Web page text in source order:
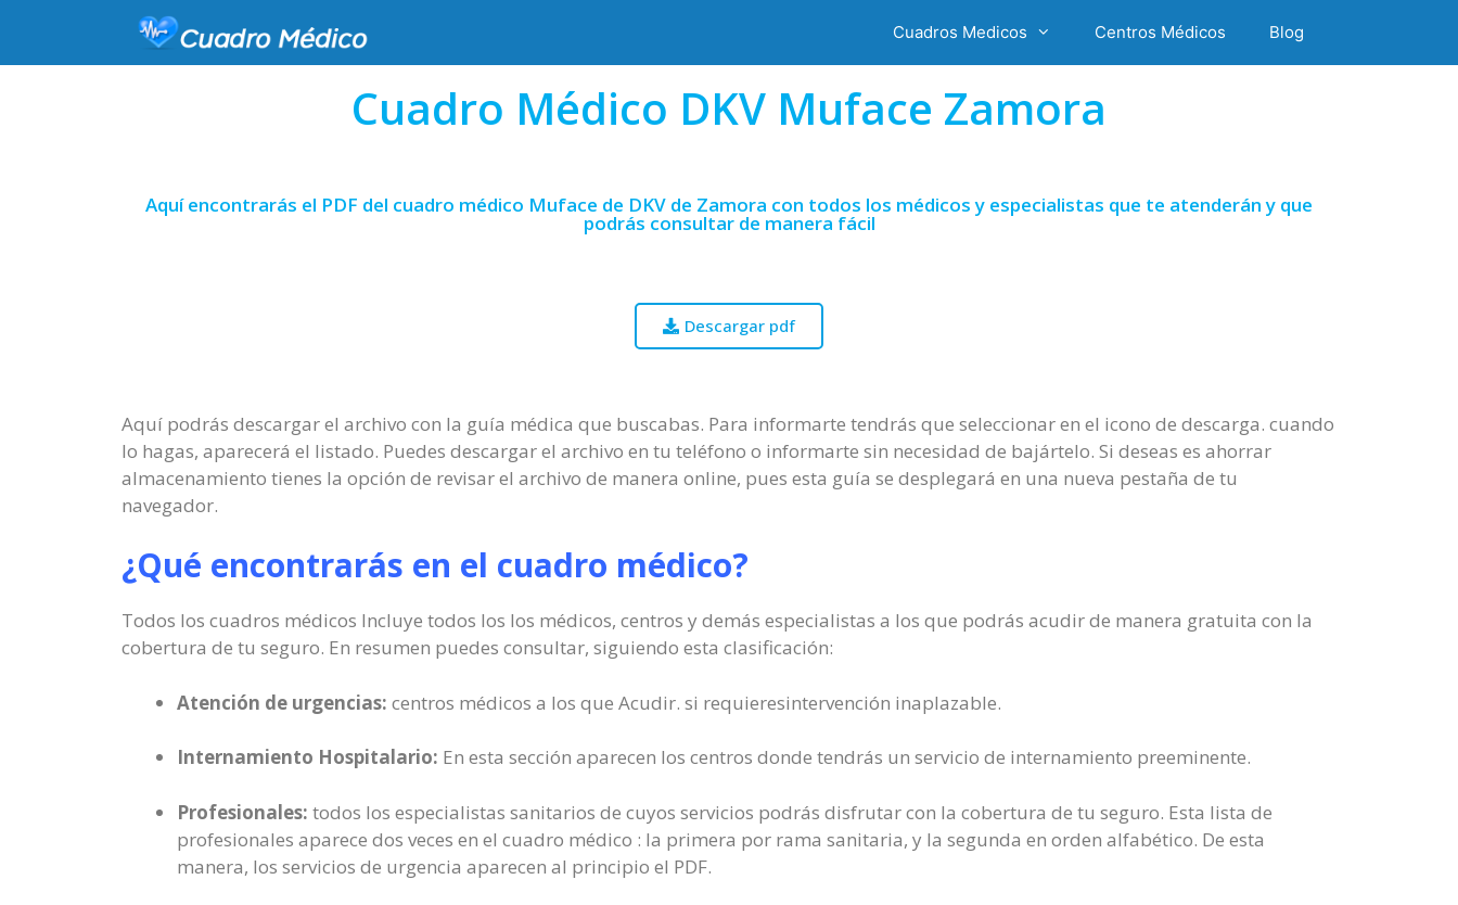
Cuadros Medicos Centros Médicos Blog
Cuadro Médico DKV Muface Zamora
Aquí encontrarás el PDF del cuadro médico Muface de DKV de Zamora con todos los médicos y especialistas que te atenderán y que
podrás consultar de manera fácil
Descargar pdf
Aquí podrás descargar el archivo con la guía médica que buscabas. Para informarte tendrás que seleccionar en el icono de descarga. cuando
lo hagas, aparecerá el listado. Puedes descargar el archivo en tu teléfono o informarte sin necesidad de bajártelo. Si deseas es ahorrar
almacenamiento tienes la opción de revisar el archivo de manera online, pues esta guía se desplegará en una nueva pestaña de tu
navegador.
¿Qué encontrarás en el cuadro médico?
Todos los cuadros médicos Incluye todos los los médicos, centros y demás especialistas a los que podrás acudir de manera gratuita con la
cobertura de tu seguro. En resumen puedes consultar, siguiendo esta clasificación:
Atención de urgencias: centros médicos a los que Acudir. si requieresintervención inaplazable.
Internamiento Hospitalario: En esta sección aparecen los centros donde tendrás un servicio de internamiento preeminente.
Profesionales: todos los especialistas sanitarios de cuyos servicios podrás disfrutar con la cobertura de tu seguro. Esta lista de
profesionales aparece dos veces en el cuadro médico : la primera por rama sanitaria, y la segunda en orden alfabético. De esta
manera, los servicios de urgencia aparecen al principio el PDF.